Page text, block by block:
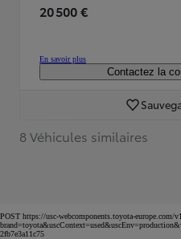
20 500 €
En savoir plus
Contactez la
8 Véhicules similaires
POST https://usc-webcomponents.toyota-europe.com/
2fb7e3a11c75